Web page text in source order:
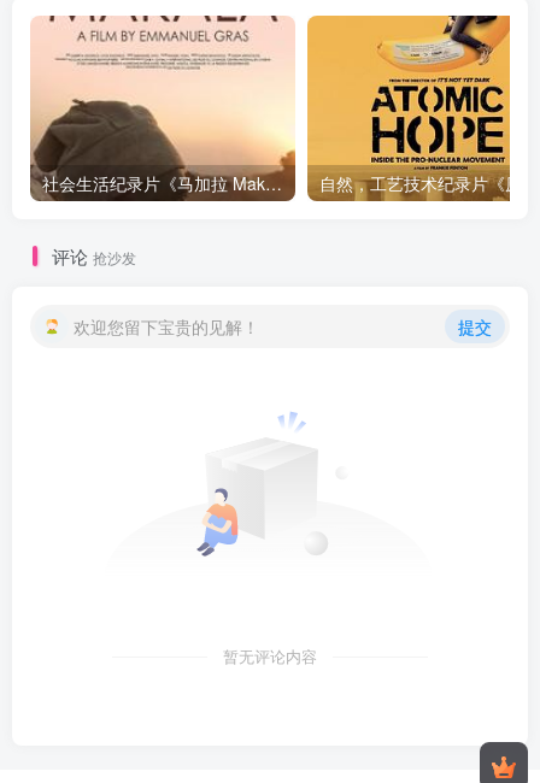
社会生活纪录片《马加拉 Makala》下载
评论 抢沙发
欢迎您留下宝贵的见解！ 提交
暂无评论内容